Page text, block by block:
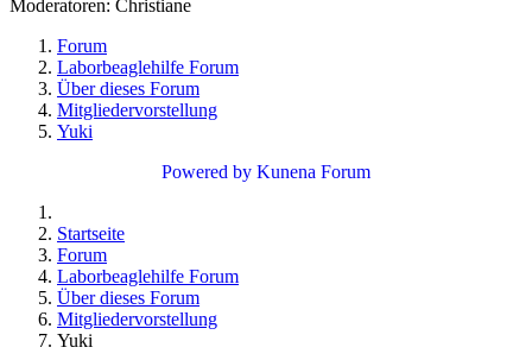
Moderatoren: Christiane
Forum
Laborbeaglehilfe Forum
Über dieses Forum
Mitgliedervorstellung
Yuki
Powered by Kunena Forum
Startseite
Forum
Laborbeaglehilfe Forum
Über dieses Forum
Mitgliedervorstellung
Yuki